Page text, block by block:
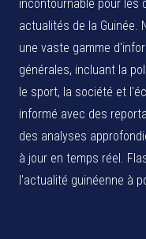
incontournable pour les
actualités de la Guinée.
une vaste gamme
générales, incluant la
le sport, la société et
informé avec des
des analyses
à jour en temps réel.
l'actualité guinéenne à